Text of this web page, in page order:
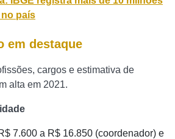
país
em destaque
cargos e estimativa de
alta em 2021.
7.600 a R$ 16.850 (coordenador) e